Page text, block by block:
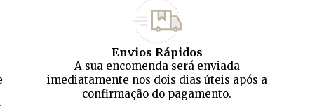
Envios Rápidos
A sua encomenda será enviada
imediatamente nos dois dias úteis após a
confirmação do pagamento.